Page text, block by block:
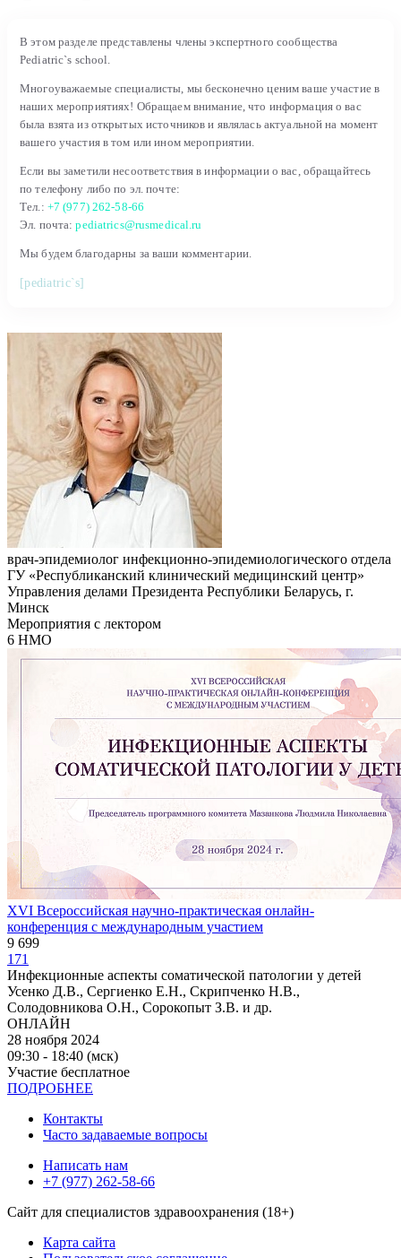
В этом разделе представлены члены экспертного сообщества
Pediatric`s school.
Многоуважаемые специалисты, мы бесконечно ценим ваше участие в
наших мероприятиях! Обращаем внимание, что информация о вас
была взята из открытых источников и являлась актуальной на момент
вашего участия в том или ином мероприятии.
Если вы заметили несоответствия в информации о вас, обращайтесь
по телефону либо по эл. почте:
Тел.: +7 (977) 262-58-66
Эл. почта:pediatrics@rusmedical.ru
Мы будем благодарны за ваши комментарии.
[pediatric`s]
врач-эпидемиолог инфекционно-эпидемиологического отдела
ГУ «Республиканский клинический медицинский центр»
Управления делами Президента Республики Беларусь, г.
Минск
Мероприятия с лектором
6 НМО
XVI Всероссийская научно-практическая онлайн-
конференция с международным участием
9 699
171
Инфекционные аспекты соматической патологии у детей
Усенко Д.В., Сергиенко Е.Н., Скрипченко Н.В.,
Солодовникова О.Н., Сорокопыт З.В. и др.
ОНЛАЙН
28 ноября 2024
09:30 - 18:40 (мск)
Участие бесплатное
ПОДРОБНЕЕ
Контакты
Часто задаваемые вопросы
Написать нам
+7 (977) 262-58-66
Сайт для специалистов здравоохранения (18+)
Карта сайта